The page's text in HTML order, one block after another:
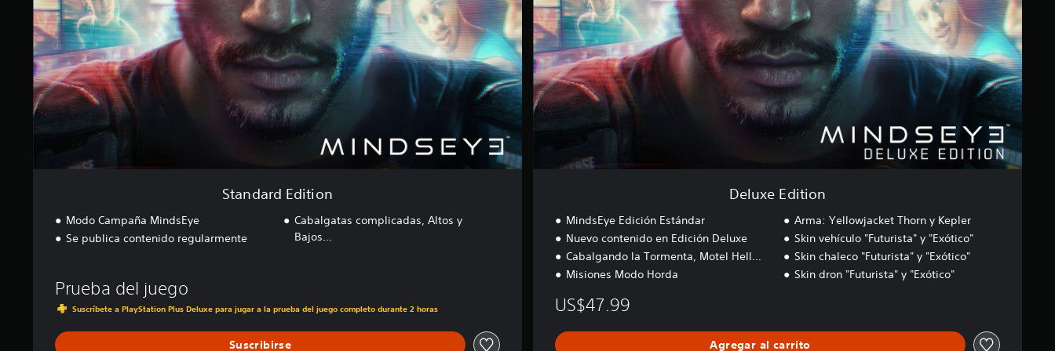
o
t
a
l
d
e
1
0
i
f
c
i
d
E
d
i
t
i
o
n
Standard Edition
Modo Campaña MindsEye
Se publica contenido regularmente
Cabalgatas complicadas, Altos y
Bajos…
Prueba del juego
Suscríbete a PlayStation Plus Deluxe para jugar a la prueba del juego completo durante 2 horas
Suscribirse
d
i
t
i
o
n
Deluxe Edition
MindsEye Edición Estándar
Nuevo contenido en Edición Deluxe
Cabalgando la Tormenta, Motel Hell…
Misiones Modo Horda
Arma: Yellowjacket Thorn y Kepler
Skin vehículo "Futurista" y "Exótico"
Skin chaleco "Futurista" y "Exótico"
Skin dron "Futurista" y "Exótico"
US$47.99
Agregar al carrito